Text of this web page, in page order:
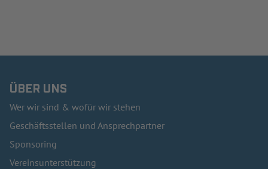
ÜBER UNS
Wer wir sind & wofür wir stehen
Geschäftsstellen und Ansprechpartner
Sponsoring
Vereinsunterstützung